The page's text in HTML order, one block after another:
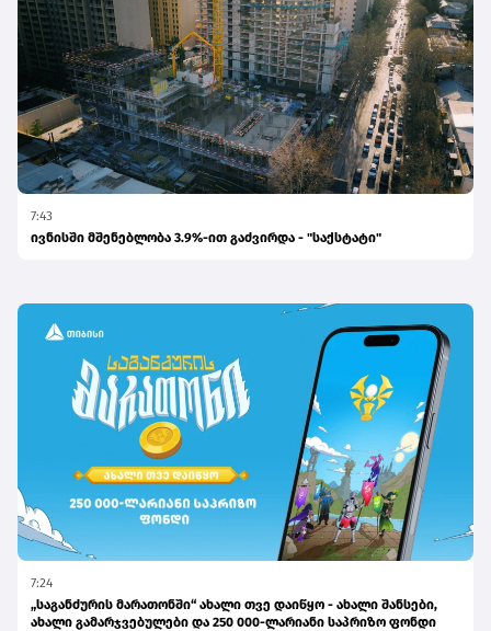
7:43
ივნისში მშენებლობა 3.9%-ით გაძვირდა - "საქსტატი"
7:24
„საგანძურის მარათონში“ ახალი თვე დაიწყო - ახალი შანსები,
ახალი გამარჯვებულები და 250 000-ლარიანი საპრიზო ფონდი